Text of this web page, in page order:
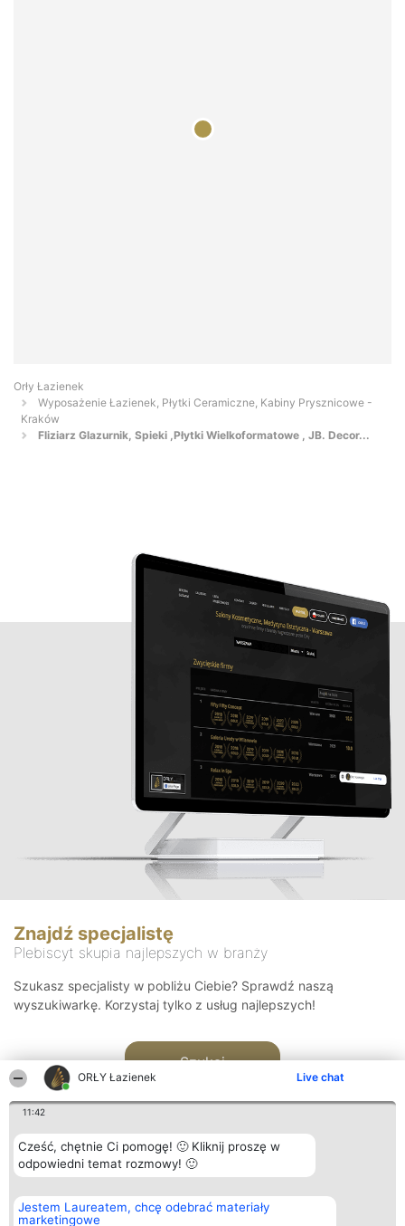
ORŁY Łazienek Live chat
11:42
Cześć, chętnie Ci pomogę! 🙂 Kliknij proszę w
odpowiedni temat rozmowy! 🙂
Jestem Laureatem, chcę odebrać materiały
marketingowe
Orły Łazienek
Wyposażenie Łazienek, Płytki Ceramiczne, Kabiny Prysznicowe -
Kraków
Fliziarz Glazurnik, Spieki ,Płytki Wielkoformatowe , JB. Decor...
Znajdź specjalistę
Plebiscyt skupia najlepszych w branży
Szukasz specjalisty w pobliżu Ciebie? Sprawdź naszą
wyszukiwarkę. Korzystaj tylko z usług najlepszych!
Szukaj
Organizator plebiscytu
Bright Side Solutions sp. z o.
o. sp. k.
Plebiscyt
Laureaci
Kontakt
Kontakt